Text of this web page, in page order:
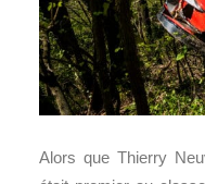
Alors que Thierry